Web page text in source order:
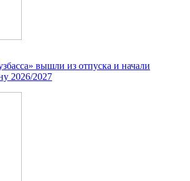
вышли из отпуска и начали
2026/2027